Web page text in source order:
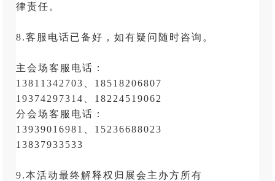
律责任。
8.客服电话已备好，如有疑问随时咨询。
主会场客服电话：
13811342703、18518206807
19374297314、18224519062
分会场客服电话：
13939016981、15236688023
13837933533
9.本活动最终解释权归展会主办方所有